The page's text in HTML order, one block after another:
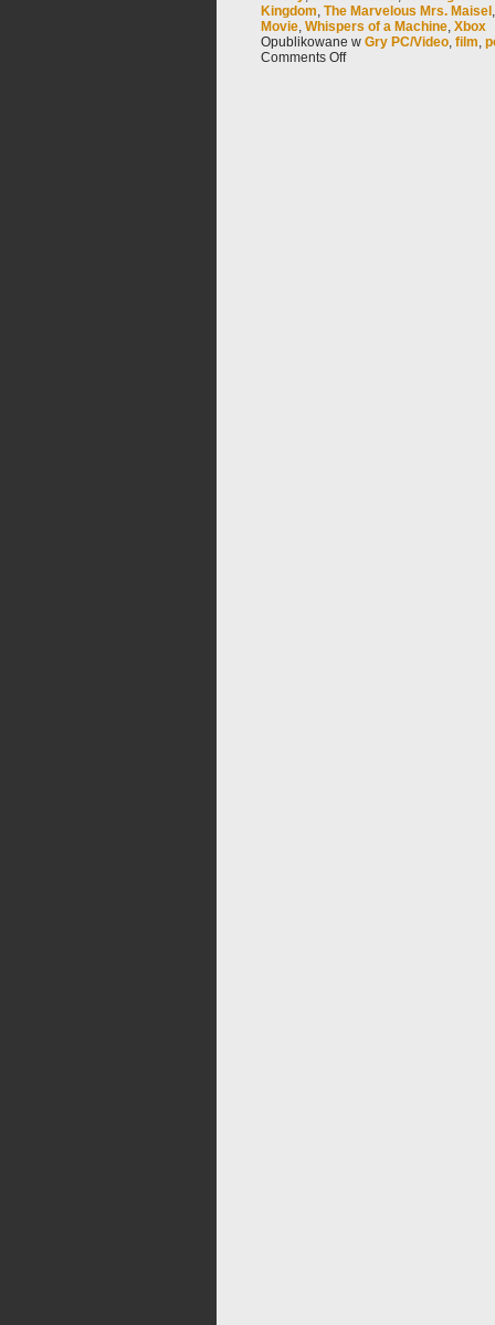
Kingdom, The Marvelous Mrs. Maisel
Movie, Whispers of a Machine, Xbox
Opublikowane w Gry PC/Video, film,
Comments Off